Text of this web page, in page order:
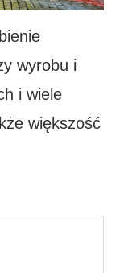
wyrobu i
i wiele
większość